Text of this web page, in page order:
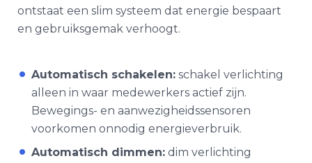
ontstaat een slim systeem dat energie bespaart
en gebruiksgemak verhoogt.
Automatisch schakelen: schakel verlichting
alleen in waar medewerkers actief zijn.
Bewegings- en aanwezigheidssensoren
voorkomen onnodig energieverbruik.
Automatisch dimmen: dim verlichting